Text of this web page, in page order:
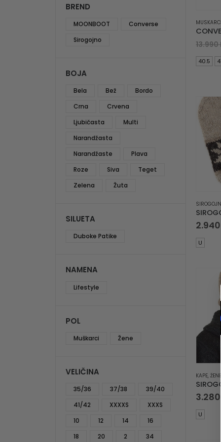
MUSKARCI
13.990
40.5
2.940
U
KAPE, ŽENE
3.280
U
BREND
MOONBOOT
Converse
Sirogojno
BOJA
Bela Bež
Bordo
Crna
Crvena
Ljubičasta
Multi
Narandžasta
Narandžaste
Plava
Roze
Siva
Teget
Zelena
Žuta
SILUETA
Duboke Patike
NAMENA
Lifestyle
POL
Muškarci Žene
VELIČINA
35/36 37/38
39/40
41/42
XXXXS
XXXS
10
12 14
16
18
20 2
34